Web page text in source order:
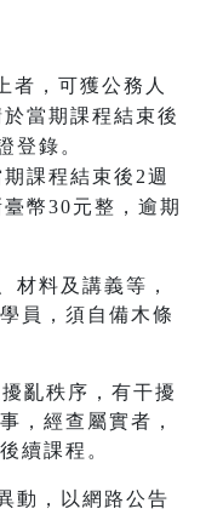
者，可獲公務人
當期課程結束後
登錄。
課程結束後2週
幣30元整，逾期
材料及講義等，
員，須自備木條
亂秩序，有干擾
，經查屬實者，
續課程。
動，以網路公告